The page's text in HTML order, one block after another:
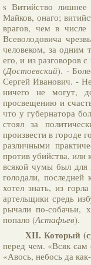
s Витийство
Майков, онаго;
врагов, чем в числе
Всеволодовича
человеком, за одним
его, и из разговоров
(Достоевский). -
Сергей Иванович. -
ничего не могут,
просвещению и
что у губернатора
стоял за
произвести в городе
различными
против убийства, или
всякой чумы был
голодали,
хотел знать, из
артельщики средь
рычали по-собачьи,
попало (Астафьев).
XII. Который
перед чем. «Всяк сам
«Авось, небось да